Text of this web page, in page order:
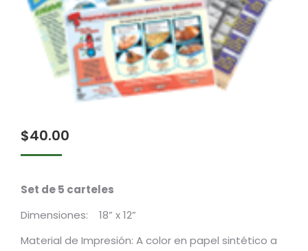
$40.00
Set de 5 carteles
Dimensiones: 18” x 12”
Material de Impresión: A color en papel sintético a